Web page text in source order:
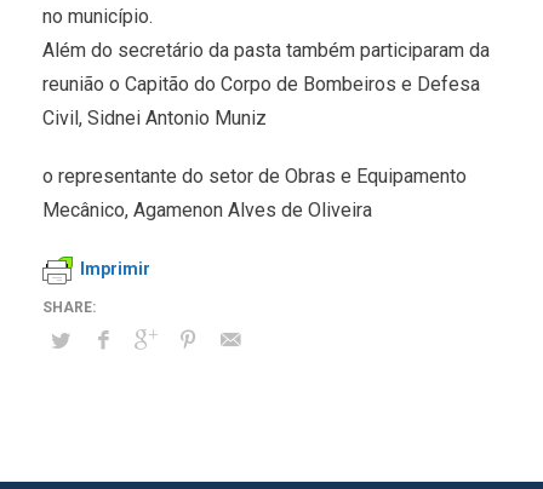
no município.
Além do secretário da pasta também participaram da
reunião o Capitão do Corpo de Bombeiros e Defesa
Civil, Sidnei Antonio Muniz
o representante do setor de Obras e Equipamento
Mecânico, Agamenon Alves de Oliveira
Imprimir